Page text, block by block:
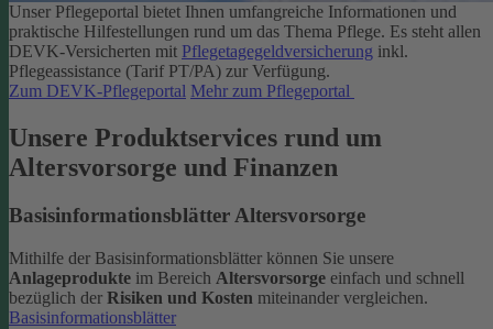
Unser Pflegeportal bietet Ihnen umfangreiche Informationen und
praktische Hilfestellungen rund um das Thema Pflege. Es steht allen
DEVK-Versicherten mit Pflegetagegeldversicherung inkl.
Pflegeassistance (Tarif PT/PA) zur Verfügung.
Zum DEVK-Pflegeportal Mehr zum Pflegeportal
Unsere Produktservices rund um
Altersvorsorge und Finanzen
Basisinformationsblätter Altersvorsorge
Mithilfe der Basisinformationsblätter können Sie unsere
Anlageprodukte im Bereich Altersvorsorge einfach und schnell
bezüglich der Risiken und Kosten miteinander vergleichen.
Basisinformationsblätter